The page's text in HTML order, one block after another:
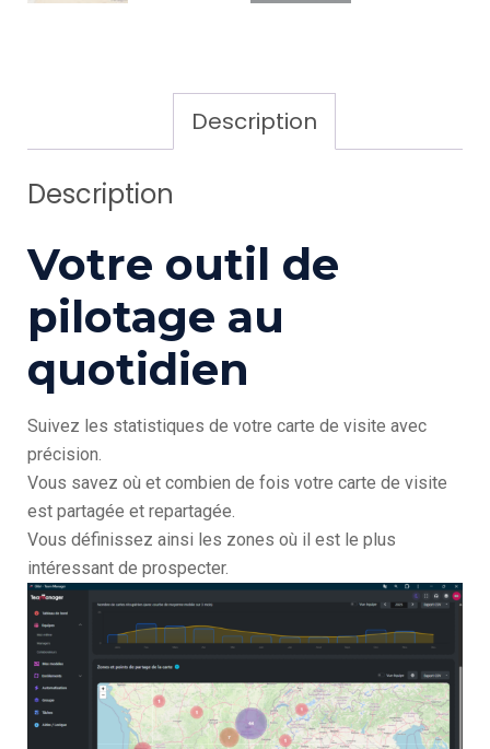
Description
Description
Votre outil de
pilotage au
quotidien
Suivez les statistiques de votre carte de visite avec
précision.
Vous savez où et combien de fois votre carte de visite
est partagée et repartagée.
Vous définissez ainsi les zones où il est le plus
intéressant de prospecter.